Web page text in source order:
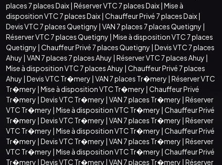
places 7 places Daix| Réserver VTC 7 places Daix| Mise à
disposition VTC 7 places Daix| Chauffeur Privé 7 places Daix|
Devis VTC 7 places Quetigny | VAN 7 places 7 places Quetigny |
Réserver VTC 7 places Quetigny | Mise à disposition VTC 7 places
Quetigny | Chauffeur Privé 7 places Quetigny | Devis VTC 7 places
Ahuy | VAN 7 places 7 places Ahuy | Réserver VTC 7 places Ahuy |
Mise à disposition VTC 7 places Ahuy | Chauffeur Privé 7 places
Ahuy | Devis VTC Tr�mery | VAN 7 places Tr�mery | Réserver VTC
Tr�mery | Mise à disposition VTC Tr�mery | Chauffeur Privé
Tr�mery | Devis VTC Tr�mery | VAN 7 places Tr�mery | Réserver
VTC Tr�mery | Mise à disposition VTC Tr�mery | Chauffeur Privé
Tr�mery | Devis VTC Tr�mery | VAN 7 places Tr�mery | Réserver
VTC Tr�mery | Mise à disposition VTC Tr�mery | Chauffeur Privé
Tr�mery | Devis VTC Tr�mery | VAN 7 places Tr�mery | Réserver
VTC Tr�mery | Mise à disposition VTC Tr�mery | Chauffeur Privé
Tr�mery | Devis VTC Tr�mery | VAN 7 places Tr�mery | Réserver